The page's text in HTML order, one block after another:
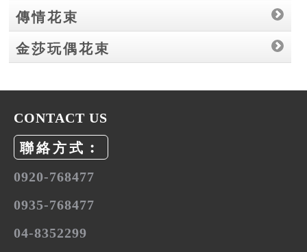
傳情花束
金莎玩偶花束
CONTACT US
聯絡方式︰
0920-768477
0935-768477
04-8352299